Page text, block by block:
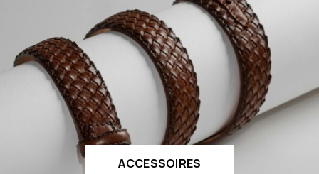
ACCESSOIRES